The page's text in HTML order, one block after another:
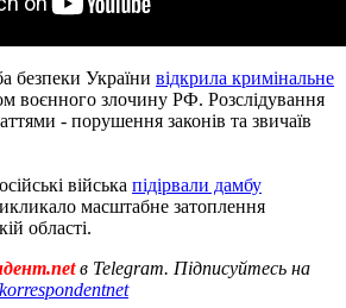
безпеки України відкрила кримінальне
воєнного злочину РФ. Розслідування
- порушення законів та звичаїв
війська підірвали дамбу
масштабне затоплення
області.
в Telegram. Підписуйтесь на